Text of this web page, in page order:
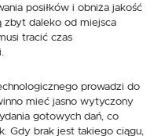
posiłków i obniża jakość
zbyt daleko od miejsca
tracić czas
prowadzi do
mieć jasno wytyczony
gotowych dań, co
Gdy brak jest takiego ciągu,